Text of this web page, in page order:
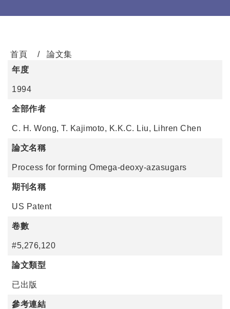
首頁
論文集
年度
1994
全部作者
C. H. Wong, T. Kajimoto, K.K.C. Liu, Lihren Chen
論文名稱
Process for forming Omega-deoxy-azasugars
期刊名稱
US Patent
卷數
#5,276,120
論文類型
已出版
參考連結